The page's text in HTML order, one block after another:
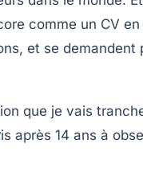
comme un CV en
et se demandent
que je vais
après 14 ans à